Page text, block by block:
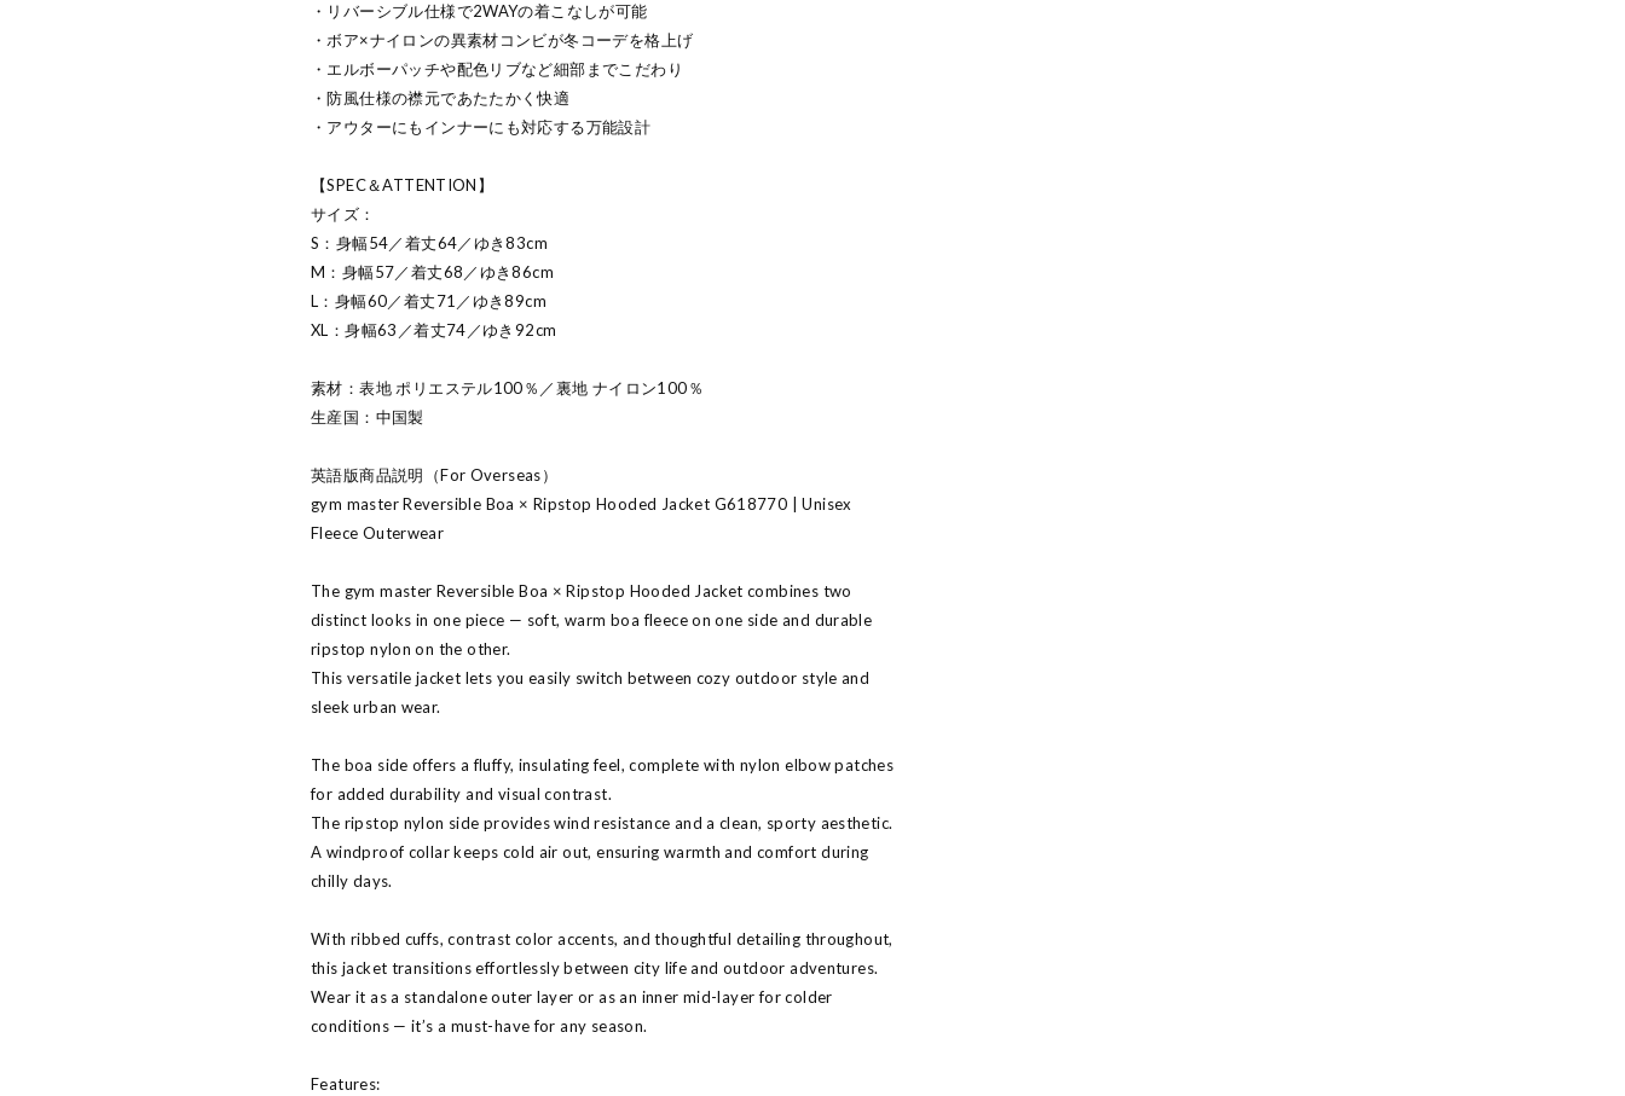
・リバーシブル仕様で2WAYの着こなしが可能
・ボア×ナイロンの異素材コンビが冬コーデを格上げ
・エルボーパッチや配色リブなど細部までこだわり
・防風仕様の襟元であたたかく快適
・アウターにもインナーにも対応する万能設計
【SPEC＆ATTENTION】
サイズ：
S：身幅54／着丈64／ゆき83cm
M：身幅57／着丈68／ゆき86cm
L：身幅60／着丈71／ゆき89cm
XL：身幅63／着丈74／ゆき92cm
素材：表地 ポリエステル100％／裏地 ナイロン100％
生産国：中国製
英語版商品説明（For Overseas）
gym master Reversible Boa × Ripstop Hooded Jacket G618770 | Unisex
Fleece Outerwear
The gym master Reversible Boa × Ripstop Hooded Jacket combines two
distinct looks in one piece — soft, warm boa fleece on one side and durable
ripstop nylon on the other.
This versatile jacket lets you easily switch between cozy outdoor style and
sleek urban wear.
The boa side offers a fluffy, insulating feel, complete with nylon elbow patches
for added durability and visual contrast.
The ripstop nylon side provides wind resistance and a clean, sporty aesthetic.
A windproof collar keeps cold air out, ensuring warmth and comfort during
chilly days.
With ribbed cuffs, contrast color accents, and thoughtful detailing throughout,
this jacket transitions effortlessly between city life and outdoor adventures.
Wear it as a standalone outer layer or as an inner mid-layer for colder
conditions — it’s a must-have for any season.
Features: